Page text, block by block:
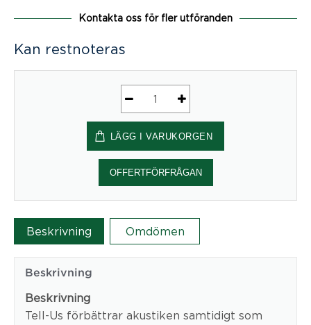
Kontakta oss för fler utföranden
Kan restnoteras
Us
EcoSUND®
mängd
LÄGG I VARUKORGEN
OFFERTFÖRFRÅGAN
Beskrivning Omdömen
Beskrivning
Beskrivning
Tell-Us förbättrar akustiken samtidigt som